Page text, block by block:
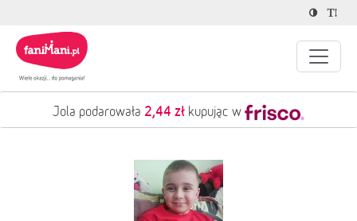
Jola podarowała 2,44 zł kupując w